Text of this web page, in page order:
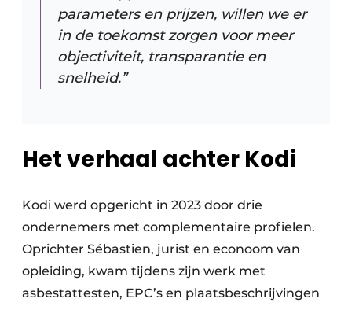
parameters en prijzen, willen we er
in de toekomst zorgen voor meer
objectiviteit, transparantie en
snelheid.”
Het verhaal achter Kodi
Kodi werd opgericht in 2023 door drie
ondernemers met complementaire profielen.
Oprichter Sébastien, jurist en econoom van
opleiding, kwam tijdens zijn werk met
asbestattesten, EPC’s en plaatsbeschrijvingen